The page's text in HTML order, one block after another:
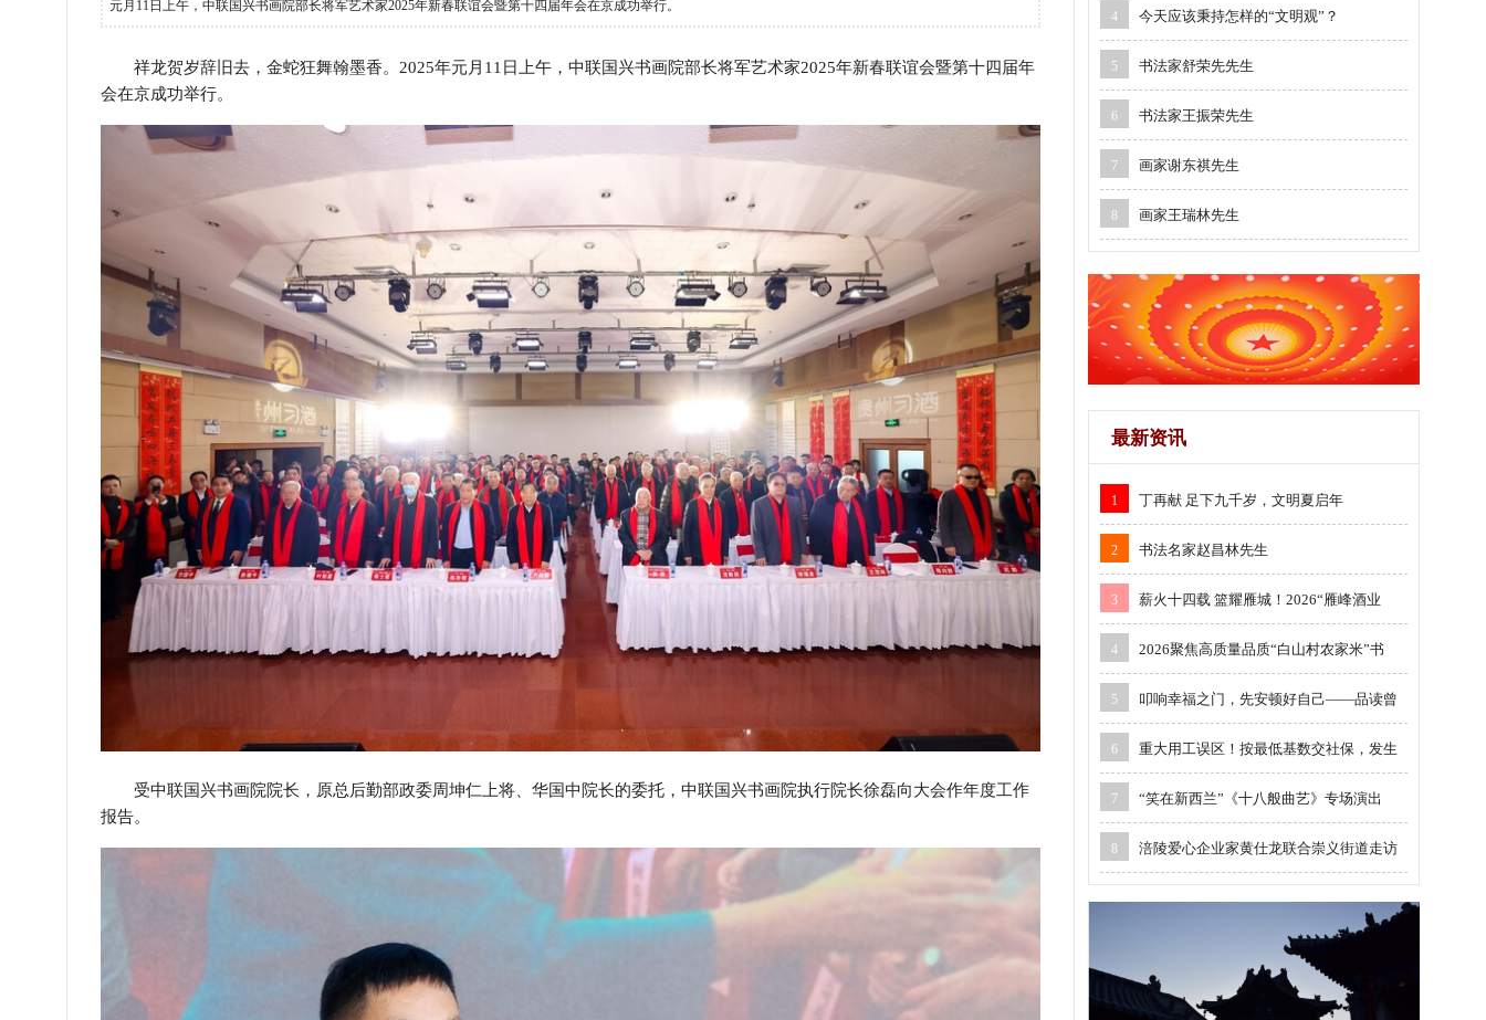
元月11日上午，中联国兴书画院部长将军艺术家2025年新春联谊会暨第十四届年会在京成功举行。
祥龙贺岁辞旧去，金蛇狂舞翰墨香。2025年元月11日上午，中联国兴书画院部长将军艺术家2025年新春联谊会暨第十四届年
会在京成功举行。
受中联国兴书画院院长，原总后勤部政委周坤仁上将、华国中院长的委托，中联国兴书画院执行院长徐磊向大会作年度工作
报告。
4 今天应该秉持怎样的“文明观”？
5 书法家舒荣先先生
6 书法家王振荣先生
7 画家谢东祺先生
8 画家王瑞林先生
最新资讯
1 丁再献 足下九千岁，文明夏启年
2 书法名家赵昌林先生
3 薪火十四载 篮耀雁城！2026“雁峰酒业
4 2026聚焦高质量品质“白山村农家米”书
5 叩响幸福之门，先安顿好自己——品读曾
6 重大用工误区！按最低基数交社保，发生
7 “笑在新西兰”《十八般曲艺》专场演出
8 涪陵爱心企业家黄仕龙联合崇义街道走访